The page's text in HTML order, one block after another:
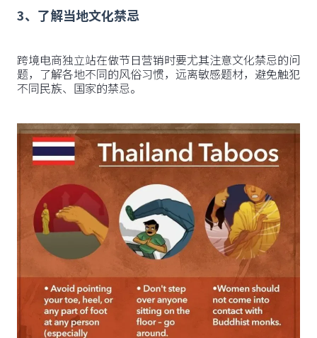
3、了解当地文化禁忌
跨境电商独立站在做节日营销时要尤其注意文化禁忌的问
题，了解各地不同的风俗习惯，远离敏感题材，避免触犯
不同民族、国家的禁忌。